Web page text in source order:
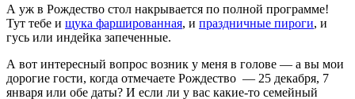
А уж в Рождество стол накрывается по полной программе!
Тут тебе и щука фаршированная, и праздничные пироги, и
гусь или индейка запеченные.
А вот интересный вопрос возник у меня в голове — а вы мои
дорогие гости, когда отмечаете Рождество — 25 декабря, 7
января или обе даты? И если ли у вас какие-то семейный